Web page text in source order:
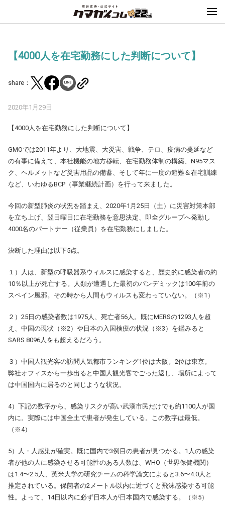
【4000人を在宅勤務にした判断について】
share：
2020年1月29日
【4000人を在宅勤務にした判断について】
GMOでは2011年より、大地震、大災害、戦争、テロ、疫病の蔓延など
の有事に備えて、本社機能の地方移転、在宅勤務体制の構築、N95マス
ク、ヘルメットなど災害用品の備蓄、そして年に一度の避難＆在宅訓練
など、いわゆるBCP（事業継続計画）を行って来ました。
今回の新型肺炎の状況を踏まえ、2020年1月25日（土）に災害対策本部
を立ち上げ、翌日曜日に在宅勤務を意思決定、即全グループへ発動し
4000名のパートナー（従業員）を在宅勤務にしました。
決断した理由は以下5点。
１）人は、新型の呼吸器系ウィルスに感染すると、歴史的に感染者の約
10％以上が死亡する。人類が遭遇した最初のパンデミックは100年前の
スペイン風邪。その時から人間もウィルスも変わっていない。（※1）
２）25日の感染者数は1975人、死亡者56人。既にMERSの1293人を超
え、中国の現状（※2）や日本の入国検疫の状況（※3）を鑑みると
SARS 8096人をも超えるだろう。
３）中国人観光客の訪問人気都市ランキング1位は大阪。2位は東京。
弊社オフィスから一歩出ると中国人観光客でごった返し、場所によって
は中国国内に居るのと同じような状況。
4）下記の数字から、感染リスクが高い武漢市民だけでも約1100人が国
内に。実際には中国全土で患者が発生している。この数字は最低。
（※4）
5）人・人感染が確実。既に国内で3例目の患者が見つかる。1人の感染
者が他の人に感染させる可能性のある人数は、WHO（世界保健機関）
は1.4〜2.5人、英米大学の研究チームの科学論文によると3.6〜4.0人と
推定されている。保菌者の2メートル以内に近づくと飛沫感染する可能
性。よって、14日以内に必ず日本人が日本国内で感染する。（※5）